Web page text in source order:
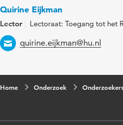
Quirine Eijkman
Lector Lectoraat: Toegang tot het
Email
quirine.eijkman@hu.nl
Home Onderzoek